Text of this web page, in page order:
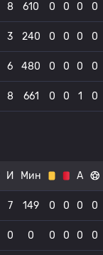
8 610 0 0 0 0
3 240 0 0 0 0
6 480 0 0 0 0
8 661 0 0 1 0
И Мин А
7 149 0 0 0 0
0 0 0 0 0 0